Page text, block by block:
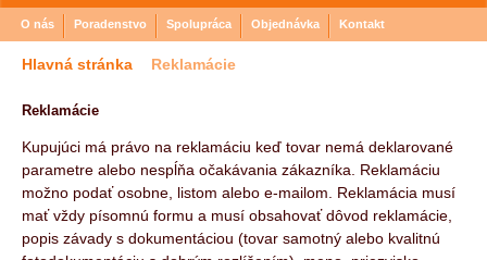
O nás Poradenstvo Spolupráca Objednávka Kontakt
Hlavná stránka Reklamácie
Reklamácie
Kupujúci má právo na reklamáciu keď tovar nemá deklarované
parametre alebo nespĺňa očakávania zákazníka. Reklamáciu
možno podať osobne, listom alebo e-mailom. Reklamácia musí
mať vždy písomnú formu a musí obsahovať dôvod reklamácie,
popis závady s dokumentáciou (tovar samotný alebo kvalitnú